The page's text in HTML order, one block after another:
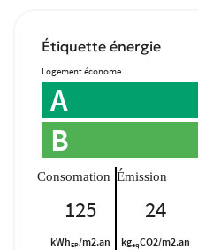
Étiquette énergie
Logement économe
A
B
125
kWhEP/m2.an
24
kgeqCO2/m2.an